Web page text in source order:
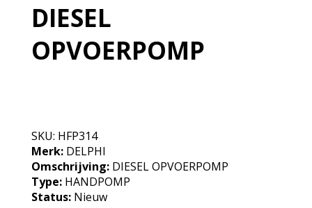
DIESEL
OPVOERPOMP
SKU: HFP314
Merk:DELPHI
Omschrijving:DIESEL OPVOERPOMP
Type:HANDPOMP
Status:Nieuw